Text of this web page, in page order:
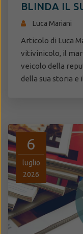
BLINDA IL
Luca Mariani
Articolo di Luca
vitivinicolo, il
veicolo della
della sua storia e
6
luglio
2026